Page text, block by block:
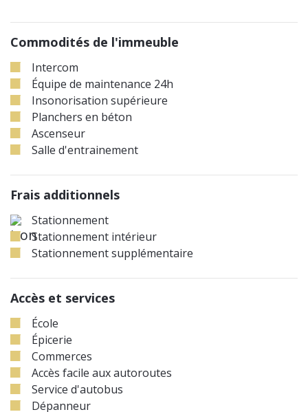
Commodités de l'immeuble
Intercom
Équipe de maintenance 24h
Insonorisation supérieure
Planchers en béton
Ascenseur
Salle d'entrainement
Frais additionnels
Stationnement
Stationnement intérieur
Stationnement supplémentaire
Accès et services
École
Épicerie
Commerces
Accès facile aux autoroutes
Service d'autobus
Dépanneur